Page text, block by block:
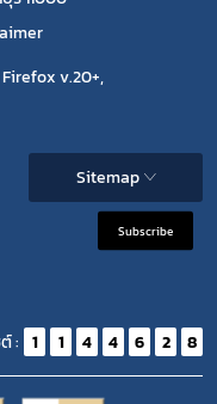
v.20+,
Sitemap
Subscribe
: 1 1 4 4 6 2 8